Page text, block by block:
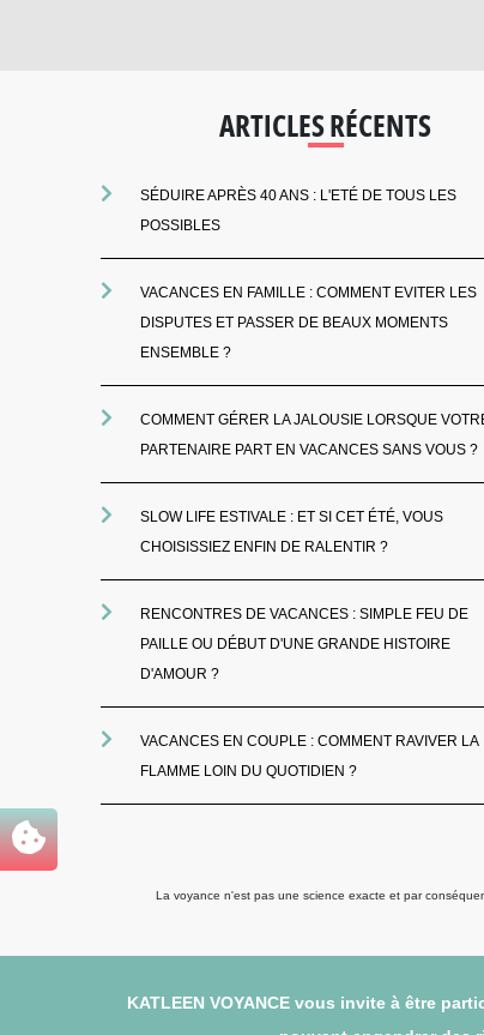
ARTICLES RÉCENTS
SÉDUIRE APRÈS 40 ANS : L'ETÉ DE TOUS LES
POSSIBLES
VACANCES EN FAMILLE : COMMENT EVITER LES
DISPUTES ET PASSER DE BEAUX MOMENTS
ENSEMBLE ?
COMMENT GÉRER LA JALOUSIE LORSQUE
PARTENAIRE PART EN VACANCES SANS VOUS ?
SLOW LIFE ESTIVALE : ET SI CET ÉTÉ, VOUS
CHOISISSIEZ ENFIN DE RALENTIR ?
RENCONTRES DE VACANCES : SIMPLE FEU DE
PAILLE OU DÉBUT D'UNE GRANDE HISTOIRE
D'AMOUR ?
VACANCES EN COUPLE : COMMENT RAVIVER LA
FLAMME LOIN DU QUOTIDIEN ?
La voyance n'est pas une science exacte et par
KATLEEN VOYANCE vous invite à être